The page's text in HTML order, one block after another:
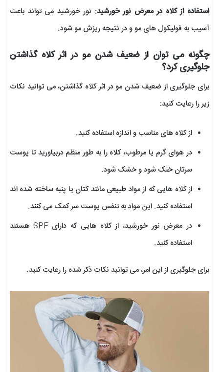
استفاده از کلاه در معرض نور خورشید: نور خورشید می تواند باعث
آسیب به فولیکول های مو و در نتیجه ریزش مو شود.
چگونه می توان از ضعیف شدن مو در اثر کلاه گذاشتن
جلوگیری کرد؟
برای جلوگیری از ضعیف شدن مو در اثر کلاه گذاشتن، می توانید نکات
زیر را رعایت کنید:
از کلاه های مناسب و اندازه استفاده کنید.
در هوای گرم یا مرطوب، کلاه را به طور منظم دربیاورید تا پوست
سرتان خنک شود و خشک شود.
از کلاه هایی که از مواد طبیعی مانند کتان یا پنبه ساخته شده اند
استفاده کنید. این مواد به تنفس پوست سر کمک می کنند.
در معرض نور خورشید، از کلاه هایی که دارای SPF هستند
استفاده کنید.
برای جلوگیری از این امر، می توانید نکات ذکر شده را رعایت کنید.